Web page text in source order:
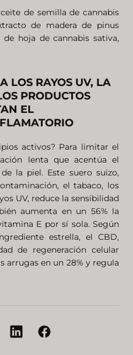
de semilla de cannabis
de madera de pinus
hoja de cannabis sativa,
LOS RAYOS UV, LA
PRODUCTOS
EL
activos? Para limitar el
lenta que acentúa el
la piel. Este suero suizo,
el tabaco, los
UV, reduce la sensibilidad
aumenta en un 56% la
E por sí sola. Según
estrella, el CBD,
de regeneración celular
arrugas en un 28% y regula